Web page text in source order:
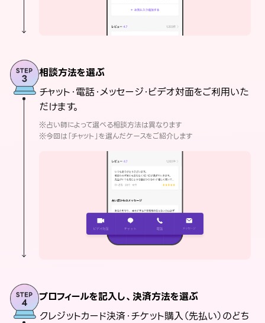
相談方法を選ぶ
チャット・電話・メッセージ・ビデオ対面をご利用いた
だけます。
※占い師によって選べる相談方法は異なります
※今回は「チャット」を選んだケースをご紹介します
プロフィールを記入し、決済方法を選ぶ
クレジットカード決済・チケット購入（先払い）のどち